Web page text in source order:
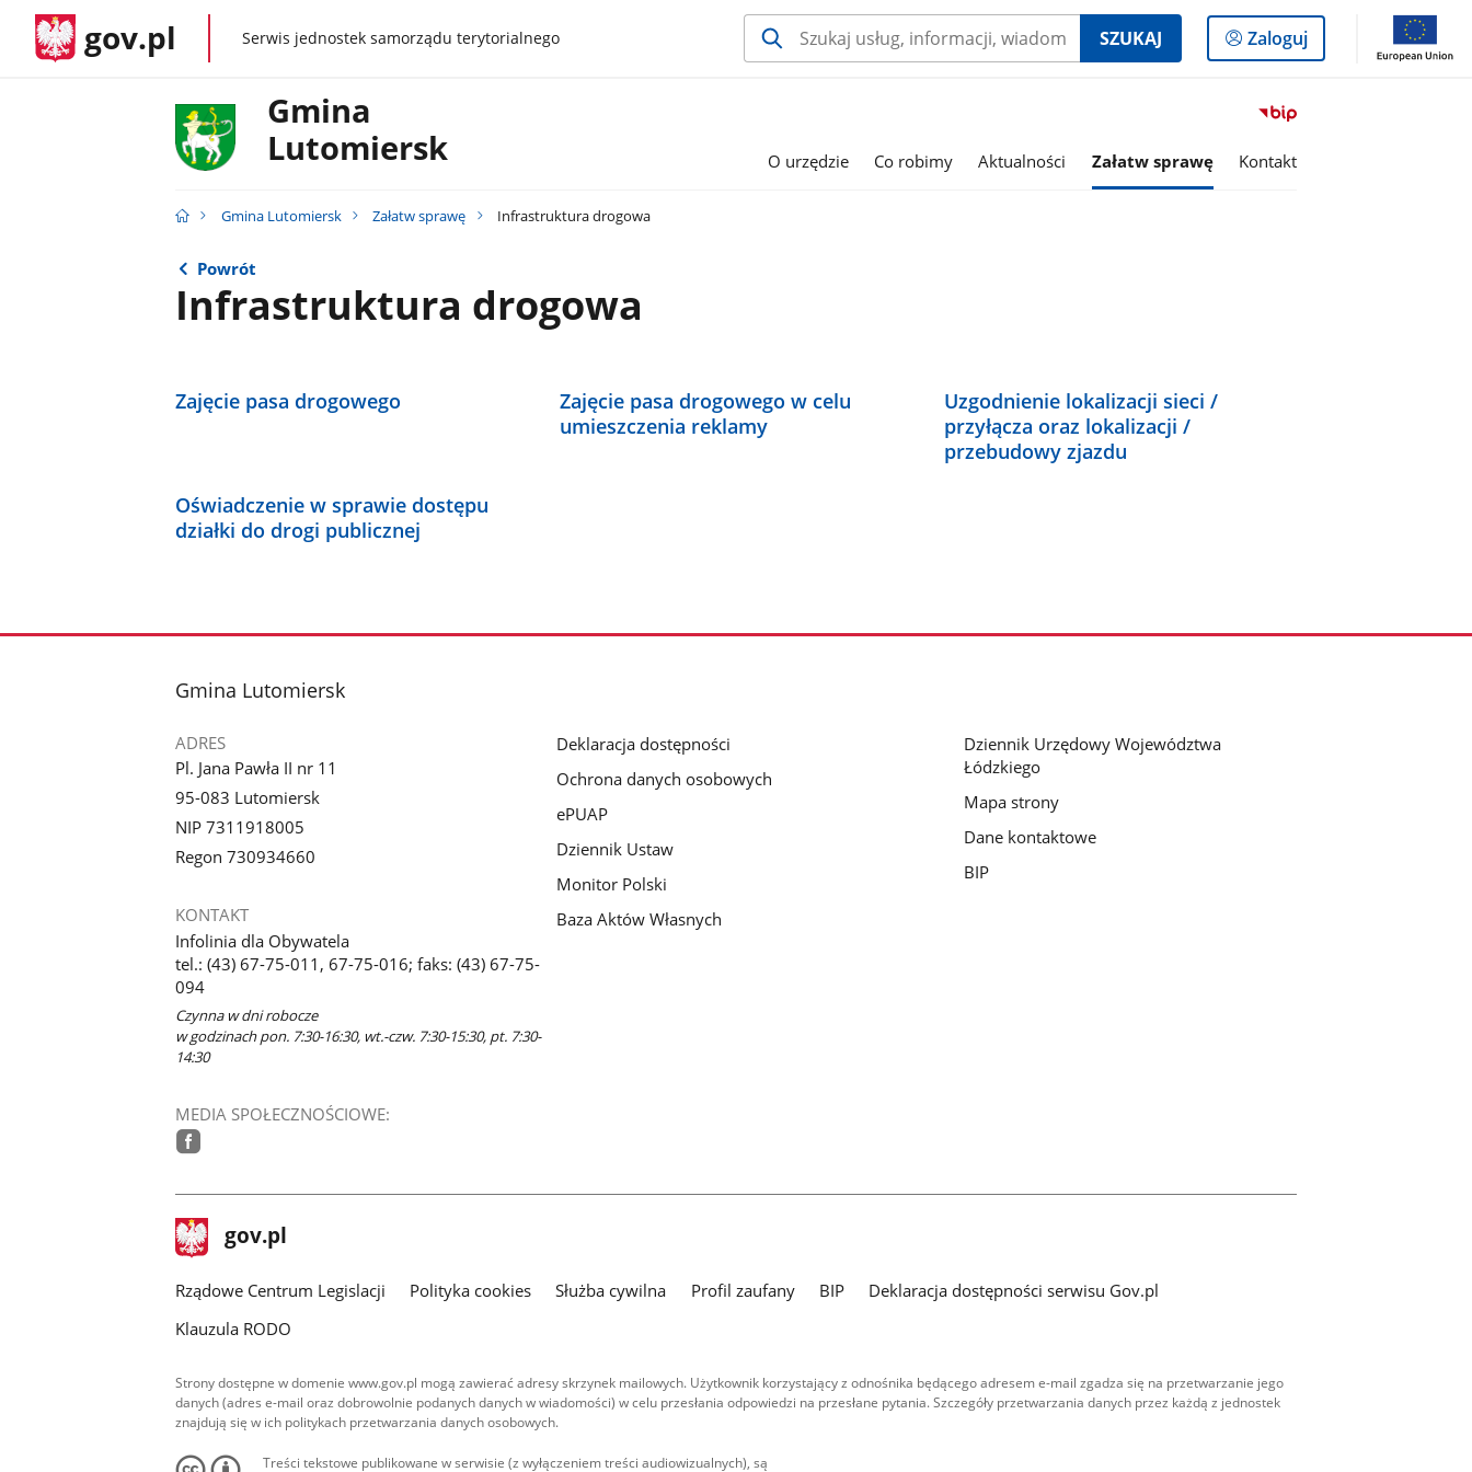
gov.pl gov.plSerwis jednostek samorządu terytorialnego SZUKAJ
Logowanie
do
Zaloguj
Przejdź
serwisu
Gmina
Lutomiersk
O urzędzie Co robimy Aktualności Załatw sprawę Kontakt
Gmina Lutomiersk Załatw sprawę Infrastruktura drogowa
Powrót
Infrastruktura drogowa
Zajęcie pasa drogowego
Zajęcie pasa drogowego w celu
umieszczenia reklamy
Uzgodnienie lokalizacji sieci /
przyłącza oraz lokalizacji /
przebudowy zjazdu
Oświadczenie w sprawie dostępu
działki do drogi publicznej
stopka
Gmina Lutomiersk
ADRES
Pl. Jana Pawła II nr 11
95-083 Lutomiersk
NIP 7311918005
Regon 730934660
KONTAKT
Infolinia dla Obywatela
tel.: (43) 67-75-011, 67-75-016; faks: (43) 67-75-
094
Czynna w dni robocze
w godzinach pon. 7:30-16:30, wt.-czw. 7:30-15:30, pt. 7:30-
14:30
MEDIA SPOŁECZNOŚCIOWE:
Deklaracja dostępności
Ochrona danych osobowych
ePUAP
Dziennik Ustaw
Monitor Polski
Baza Aktów Własnych
Dziennik Urzędowy Województwa
Łódzkiego
Mapa strony
Dane kontaktowe
BIP
stopka
gov.pl Strona
gov.pl
Rządowe Centrum Legislacji Polityka cookies Służba cywilna Profil zaufany BIP
Deklaracja dostępności serwisu Gov.pl
Klauzula RODO
Strony dostępne w domenie www.gov.pl mogą zawierać adresy skrzynek mailowych. Użytkownik korzystający z odnośnika będącego adresem e-mail zgadza się na przetwarzanie jego
danych (adres e-mail oraz dobrowolnie podanych danych w wiadomości) w celu przesłania odpowiedzi na przesłane pytania. Szczegóły przetwarzania danych przez każdą z jednostek
znajdują się w ich politykach przetwarzania danych osobowych.
Treści tekstowe publikowane w serwisie (z wyłączeniem treści audiowizualnych), są